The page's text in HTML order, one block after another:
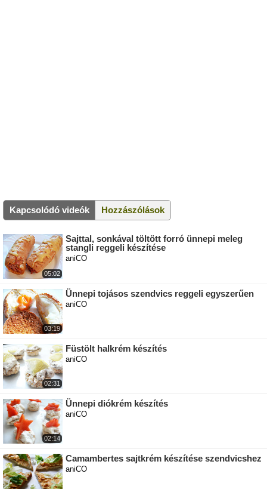
Kapcsolódó videók Hozzászólások
05:02
Sajttal, sonkával töltött forró ünnepi meleg
stangli reggeli készítése
aniCO
03:19
Ünnepi tojásos szendvics reggeli egyszerűen
aniCO
02:31
Füstölt halkrém készítés
aniCO
02:14
Ünnepi diókrém készítés
aniCO
Camambertes sajtkrém készítése szendvicshez
aniCO